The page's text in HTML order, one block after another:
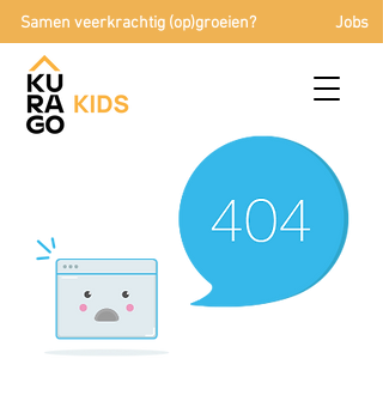
Samen veerkrachtig (op)groeien? Jobs